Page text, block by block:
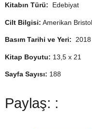
Kitabın Türü: Edebiyat
Cilt Bilgisi: Amerikan Bristol
Basım Tarihi ve Yeri:
Kitap Boyutu: 13,5 x 21
Sayfa Sayısı: 188
Paylaş: :